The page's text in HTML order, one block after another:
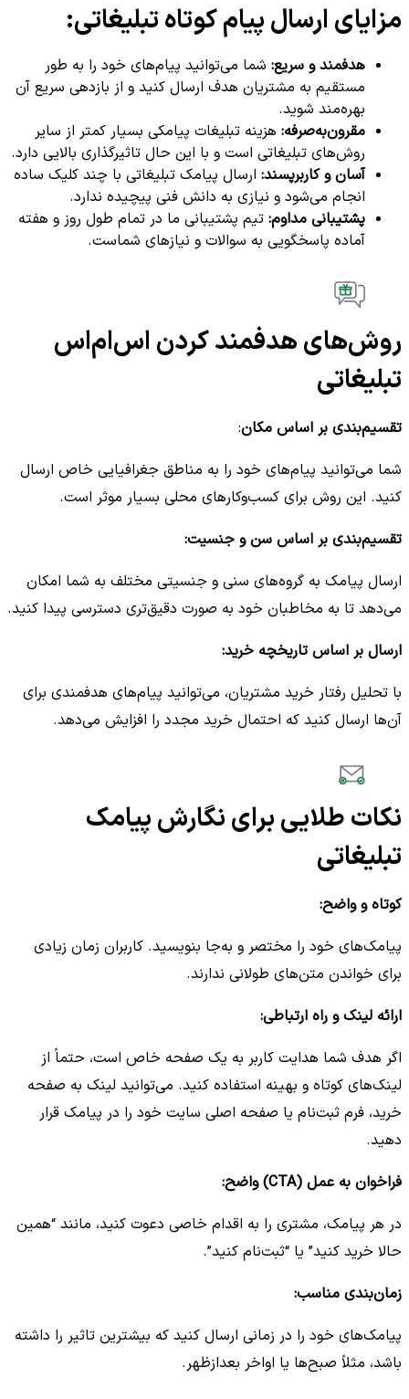
مزایای ارسال پیام کوتاه تبلیغاتی:
هدفمند و سریع: شما می‌توانید پیام‌های خود را به طور
مستقیم به مشتریان هدف ارسال کنید و از بازدهی سریع آن
بهره‌مند شوید.
مقرون‌به‌صرفه: هزینه تبلیغات پیامکی بسیار کمتر از سایر
روش‌های تبلیغاتی است و با این حال تاثیرگذاری بالایی دارد.
آسان و کاربرپسند: ارسال پیامک تبلیغاتی با چند کلیک ساده
انجام می‌شود و نیازی به دانش فنی پیچیده ندارد.
پشتیبانی مداوم: تیم پشتیبانی ما در تمام طول روز و هفته
آماده پاسخگویی به سوالات و نیازهای شماست.
روش‌های هدفمند کردن اس‌ام‌اس
تبلیغاتی
تقسیم‌بندی بر اساس مکان:
شما می‌توانید پیام‌های خود را به مناطق جغرافیایی خاص ارسال
کنید. این روش برای کسب‌وکارهای محلی بسیار موثر است.
تقسیم‌بندی بر اساس سن و جنسیت:
ارسال پیامک به گروه‌های سنی و جنسیتی مختلف به شما امکان
می‌دهد تا به مخاطبان خود به صورت دقیق‌تری دسترسی پیدا کنید.
ارسال بر اساس تاریخچه خرید:
با تحلیل رفتار خرید مشتریان، می‌توانید پیام‌های هدفمندی برای
آن‌ها ارسال کنید که احتمال خرید مجدد را افزایش می‌دهد.
نکات طلایی برای نگارش پیامک
تبلیغاتی
کوتاه و واضح:
پیامک‌های خود را مختصر و به‌جا بنویسید. کاربران زمان زیادی
برای خواندن متن‌های طولانی ندارند.
ارائه لینک و راه ارتباطی:
اگر هدف شما هدایت کاربر به یک صفحه خاص است، حتماً از
لینک‌های کوتاه و بهینه استفاده کنید. می‌توانید لینک به صفحه
خرید، فرم ثبت‌نام یا صفحه اصلی سایت خود را در پیامک قرار
دهید.
فراخوان به عمل (CTA) واضح:
در هر پیامک، مشتری را به اقدام خاصی دعوت کنید، مانند “همین
حالا خرید کنید” یا “ثبت‌نام کنید”.
زمان‌بندی مناسب:
پیامک‌های خود را در زمانی ارسال کنید که بیشترین تاثیر را داشته
باشد، مثلاً صبح‌ها یا اواخر بعدازظهر.